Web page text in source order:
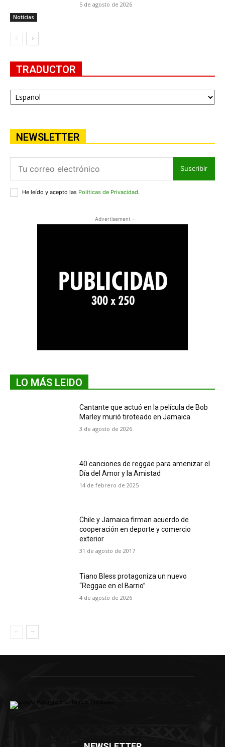
Noticias
5 de agosto de 2026
TRADUCTOR
NEWSLETTER
Suscribir
He leído y acepto las Políticas de Privacidad.
- Advertisement -
LO MÁS LEIDO
Cantante que actuó en la película de Bob
Marley murió tiroteado en Jamaica
3 de agosto de 2026
40 canciones de reggae para amenizar el
Día del Amor y la Amistad
14 de febrero de 2025
Chile y Jamaica firman acuerdo de
cooperación en deporte y comercio
exterior
31 de agosto de 2017
Tiano Bless protagoniza un nuevo
“Reggae en el Barrio”
4 de agosto de 2026